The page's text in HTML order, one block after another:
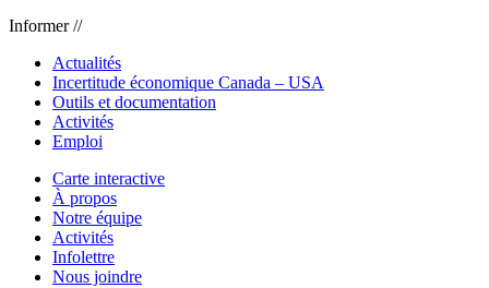
Informer //
Actualités
Incertitude économique Canada – USA
Outils et documentation
Activités
Emploi
Carte interactive
À propos
Notre équipe
Activités
Infolettre
Nous joindre